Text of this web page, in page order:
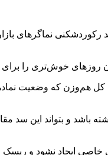
روزهای خوش‌تری را
که وضعیت
باشد و بتواند این
ایجاد نشود و ریسک